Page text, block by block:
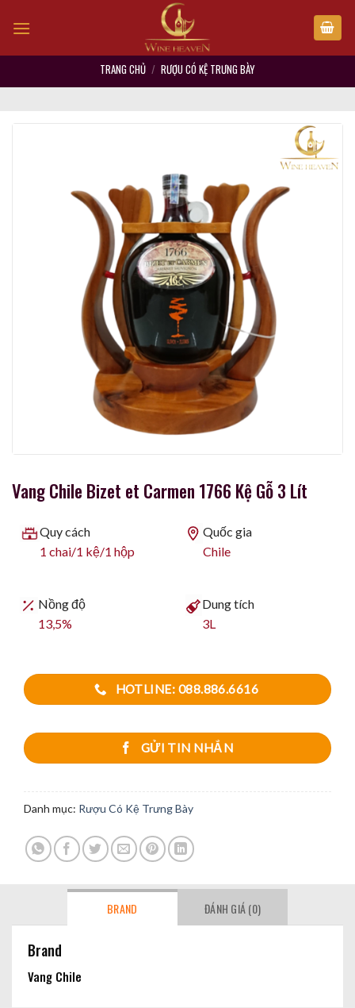
TRANG CHỦ / RƯỢU CÓ KỆ TRƯNG BÀY
Vang Chile Bizet et Carmen 1766 Kệ Gỗ 3 Lít
Quy cách
1 chai/1 kệ/1 hộp
Quốc gia
Chile
Nồng độ
13,5%
Dung tích
3L
HOTLINE: 088.886.6616
GỬI TIN NHẮN
Danh mục: Rượu Có Kệ Trưng Bày
BRAND ĐÁNH GIÁ (0)
Brand
Vang Chile